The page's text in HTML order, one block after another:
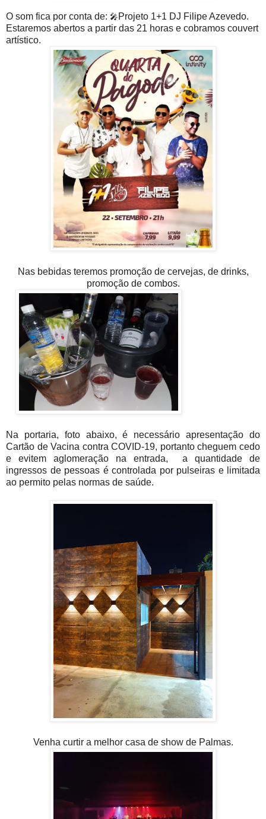
O som fica por conta de: 🎤Projeto 1+1 DJ Filipe Azevedo.
Estaremos abertos a partir das 21 horas e cobramos couvert
artístico.
Nas bebidas teremos promoção de cervejas, de drinks,
promoção de combos.
Na portaria, foto abaixo, é necessário apresentação do
Cartão de Vacina contra COVID-19, portanto cheguem cedo
e evitem aglomeração na entrada, a quantidade de
ingressos de pessoas é controlada por pulseiras e limitada
ao permito pelas normas de saúde.
Venha curtir a melhor casa de show de Palmas.